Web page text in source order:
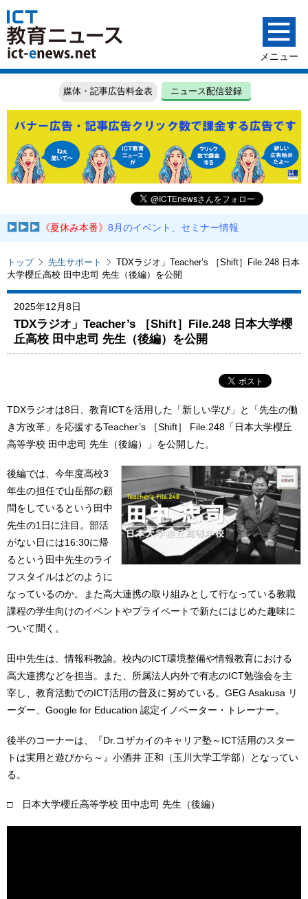
媒体・記事広告料金表 ニュース配信登録
《夏休み本番》8月のイベント、セミナー情報
トップ 先生サポート
TDXラジオ」Teacher’s ［Shift］File.248 日本
大学櫻丘高校 田中忠司 先生（後編）を公開
2025年12月8日
TDXラジオ」Teacher’s ［Shift］File.248 日本大学櫻
丘高校 田中忠司 先生（後編）を公開
TDXラジオは8日、教育ICTを活用した「新しい学び」と「先生の働
き方改革」を応援するTeacher’s ［Shift］ File.248「日本大学櫻丘
高等学校 田中忠司 先生（後編）」を公開した。
後編では、今年度高校3
年生の担任で山岳部の顧
問をしているという田中
先生の1日に注目。部活
がない日には16:30に帰
るという田中先生のライ
フスタイルはどのように
なっているのか。また高大連携の取り組みとして行なっている教職
課程の学生向けのイベントやプライベートで新たにはじめた趣味に
ついて聞く。
田中先生は、情報科教諭。校内のICT環境整備や情報教育における
高大連携などを担当。また、所属法人内外で有志のICT勉強会を主
宰し、教育活動でのICT活用の普及に努めている。GEG Asakusa リ
ーダー、Google for Education 認定イノベーター・トレーナー。
後半のコーナーは、『Dr.コザカイのキャリア塾～ICT活用のスター
トは実用と遊びから～』小酒井 正和（玉川大学工学部）となってい
る。
□ 日本大学櫻丘高等学校 田中忠司 先生（後編）